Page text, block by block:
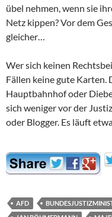
übel nehmen, wenn sie
Netz kippen? Vor dem
gleicher…
Wer sich keinen
Fällen keine gute
Hauptbahnhof oder
sich weniger vor der
oder Blogger. Es läuft
AFD